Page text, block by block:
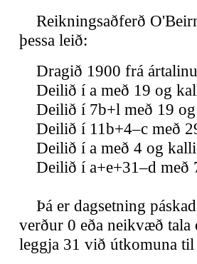
Reikningsaðferð
þessa leið:
Dragið 1900 frá
Deilið í a með 19 og
Deilið í 7b+l með 19
Deilið í 11b+4–c með
Deilið í a með 4 og
Deilið í a+e+31–d með
Þá er dagsetning
verður 0 eða neikvæð tala
leggja 31 við útkomuna til